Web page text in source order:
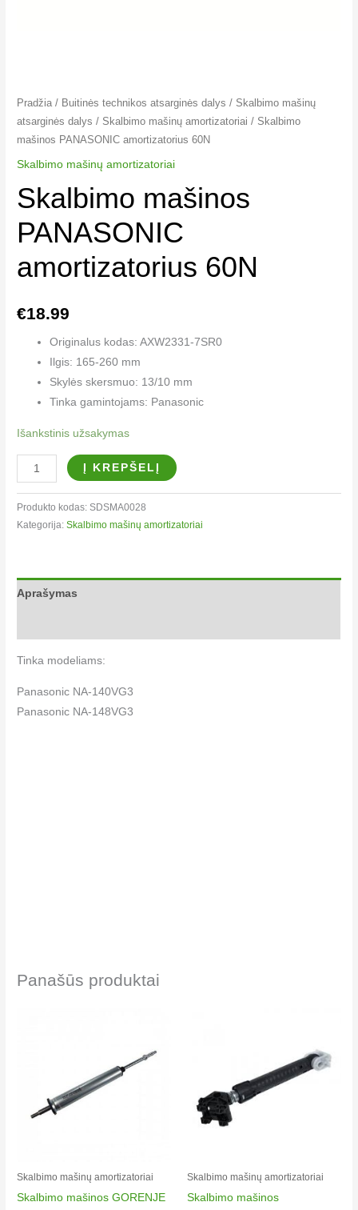
Pradžia / Buitinės technikos atsarginės dalys / Skalbimo mašinų
atsarginės dalys / Skalbimo mašinų amortizatoriai / Skalbimo
mašinos PANASONIC amortizatorius 60N
Skalbimo mašinų amortizatoriai
Skalbimo mašinos
PANASONIC
amortizatorius 60N
€18.99
Originalus kodas: AXW2331-7SR0
Ilgis: 165-260 mm
Skylės skersmuo: 13/10 mm
Tinka gamintojams: Panasonic
Išankstinis užsakymas
Į KREPŠELĮ
Produkto kodas:SDSMA0028
Kategorija:Skalbimo mašinų amortizatoriai
Aprašymas
Tinka modeliams:
Panasonic NA-140VG3
Panasonic NA-148VG3
Panašūs produktai
Skalbimo mašinų amortizatoriai
Skalbimo mašinos GORENJE
Skalbimo mašinų amortizatoriai
Skalbimo mašinos